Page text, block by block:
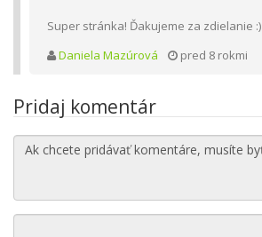
Super stránka! Ďakujeme za zdielanie :)
Daniela Mazúrová
pred 8 rokmi
Pridaj komentár